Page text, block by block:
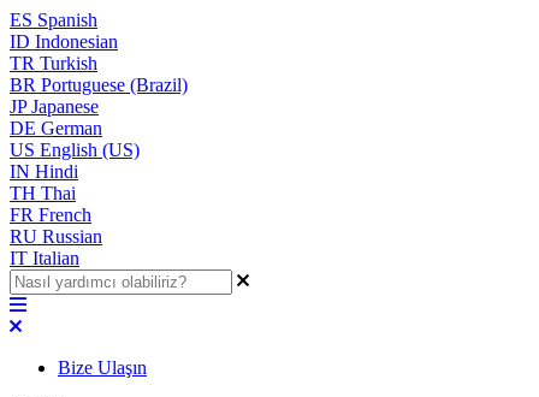
ES Spanish
ID Indonesian
TR Turkish
BR Portuguese (Brazil)
JP Japanese
DE German
US English (US)
IN Hindi
TH Thai
FR French
RU Russian
IT Italian
Bize Ulaşın